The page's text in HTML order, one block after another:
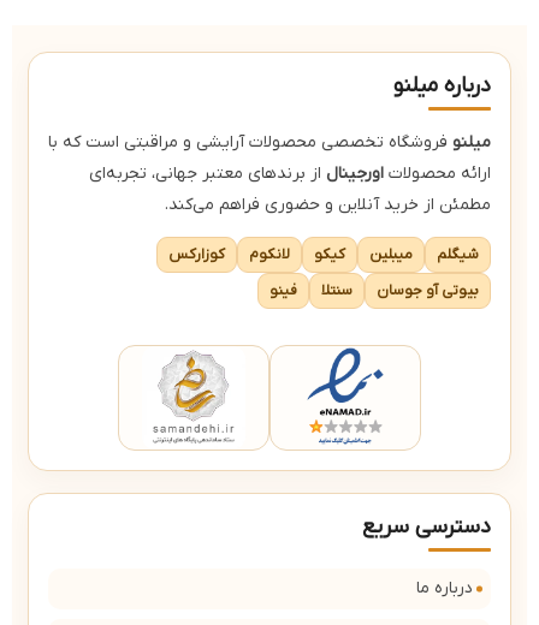
درباره میلنو
میلنو فروشگاه تخصصی محصولات آرایشی و مراقبتی است که با
ارائه محصولات اورجینال از برندهای معتبر جهانی، تجربه‌ای
مطمئن از خرید آنلاین و حضوری فراهم می‌کند.
شیگلم میبلین کیکو لانکوم
کوزارکس
بیوتی آو جوسان
سنتلا فینو
دسترسی سریع
درباره ما